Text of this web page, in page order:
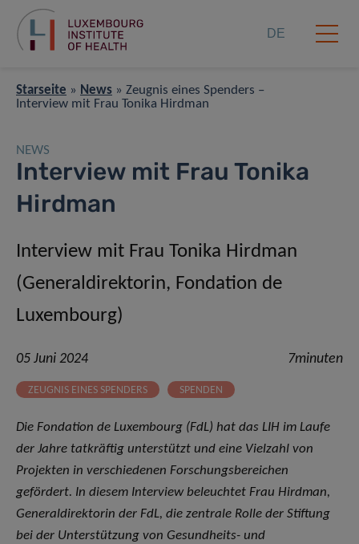
DE
Starseite » News » Zeugnis eines Spenders –
Interview mit Frau Tonika Hirdman
NEWS
Interview mit Frau Tonika
Hirdman
Interview mit Frau Tonika Hirdman
(Generaldirektorin, Fondation de
Luxembourg)
05 Juni 2024 7minuten
ZEUGNIS EINES SPENDERS SPENDEN
Die Fondation de Luxembourg (FdL) hat das LIH im Laufe
der Jahre tatkräftig unterstützt und eine Vielzahl von
Projekten in verschiedenen Forschungsbereichen
gefördert. In diesem Interview beleuchtet Frau Hirdman,
Generaldirektorin der FdL, die zentrale Rolle der Stiftung
bei der Unterstützung von Gesundheits- und